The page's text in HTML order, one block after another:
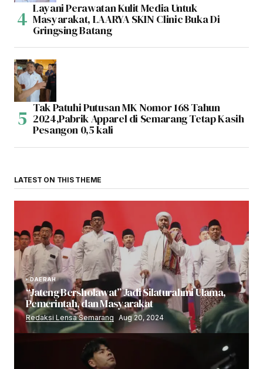
Layani Perawatan Kulit Media Untuk
Masyarakat, LAARYA SKIN Clinic Buka Di
Gringsing Batang
Tak Patuhi Putusan MK Nomor 168 Tahun
2024,Pabrik Apparel di Semarang Tetap Kasih
Pesangon 0,5 kali
LATEST ON THIS THEME
DAERAH
“Jateng Bersholawat” Jadi Silaturahmi Ulama,
Pemerintah, dan Masyarakat
Redaksi Lensa Semarang Aug 20, 2024